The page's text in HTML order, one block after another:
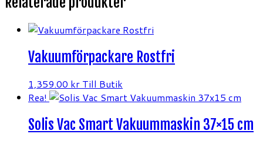
Vakuumförpackare Rostfri
1,359.00 kr Till Butik
Rea!
Solis Vac Smart Vakuummaskin 37×15 cm